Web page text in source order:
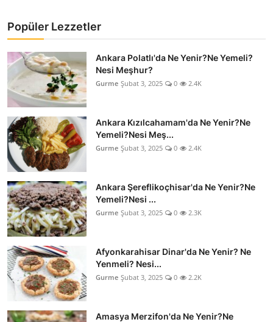
Popüler Lezzetler
Ankara Polatlı'da Ne Yenir?Ne Yemeli?
Nesi Meşhur?
Gurme Şubat 3, 2025 0 2.4K
Ankara Kızılcahamam'da Ne Yenir?Ne
Yemeli?Nesi Meş...
Gurme Şubat 3, 2025 0 2.4K
Ankara Şereflikoçhisar'da Ne Yenir?Ne
Yemeli?Nesi ...
Gurme Şubat 3, 2025 0 2.3K
Afyonkarahisar Dinar'da Ne Yenir? Ne
Yenmeli? Nesi...
Gurme Şubat 3, 2025 0 2.2K
Amasya Merzifon'da Ne Yenir?Ne